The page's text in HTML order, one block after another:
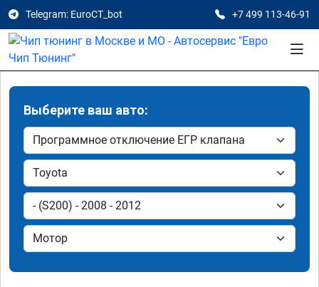
Telegram: EuroCT_bot +7 499 113-46-91
Выберите ваш авто: